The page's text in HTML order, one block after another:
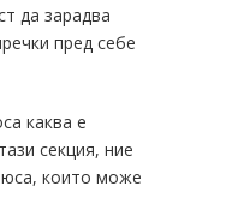
да зарадва
пред себе
каква е
секция, ние
които може